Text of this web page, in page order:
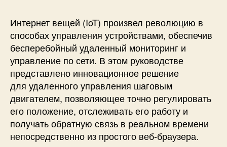
п
р
о
в
о
д
н
о
й
о
н
Интернет вещей (IoT) произвел революцию в
способах управления устройствами, обеспечив
бесперебойный удаленный мониторинг и
управление по сети. В этом руководстве
представлено инновационное решение
для удаленного управления шаговым
двигателем, позволяющее точно регулировать
его положение, отслеживать его работу и
получать обратную связь в реальном времени
непосредственно из простого веб-браузера.